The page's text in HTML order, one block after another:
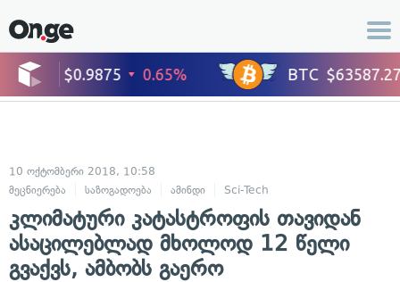
10 ოქტომბერი 2018, 10:58
მეცნიერება
საზოგადოება ამინდი Sci-Tech
კლიმატური კატასტროფის თავიდან
ასაცილებლად მხოლოდ 12 წელი
გვაქვს, ამბობს გაერო